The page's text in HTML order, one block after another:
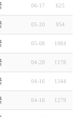
트너 여행사 선정 모집
06-17 625
경상남도 관광객
05-20 954
정 접수05-08 1084
년 상반기 대전광
04-28 1178
리지역 전세버스 통
04-16 1344
년 달성군 파크골
04-16 1279